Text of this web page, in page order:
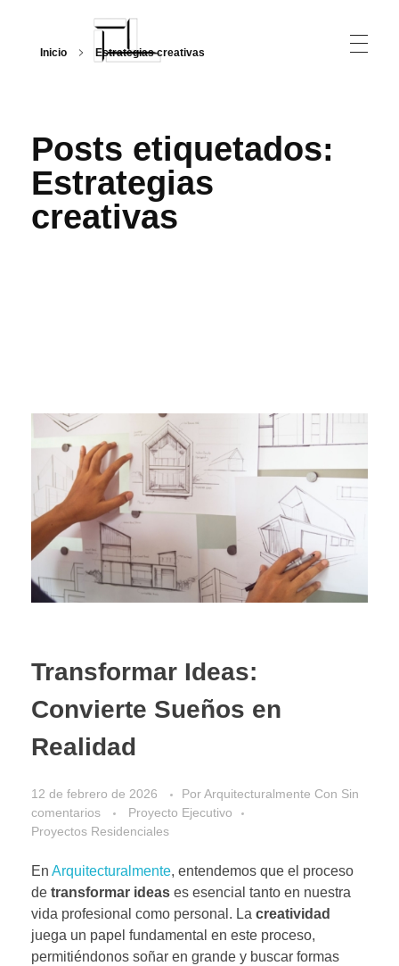
Inicio Estrategias creativas
Posts etiquetados:
Estrategias
creativas
Transformar Ideas:
Convierte Sueños en
Realidad
12 de febrero de 2026 PorArquitecturalmente Con Sin
comentarios
Proyecto Ejecutivo
Proyectos Residenciales
En Arquitecturalmente, entendemos que el proceso
de transformar ideas es esencial tanto en nuestra
vida profesional como personal. La creatividad
juega un papel fundamental en este proceso,
permitiéndonos soñar en grande y buscar formas